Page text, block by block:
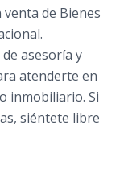
de Bienes
asesoría y
atenderte en
inmobiliario. Si
siéntete libre